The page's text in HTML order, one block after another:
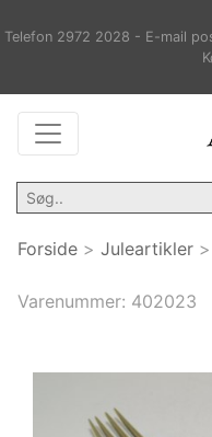
Telefon 2972 2028 - E-mail
Forside > Juleartikler >
Varenummer: 402023